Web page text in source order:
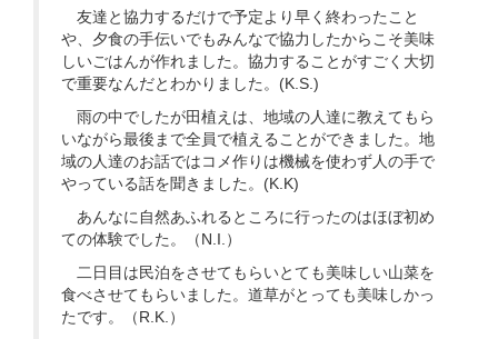
友達と協力するだけで予定より早く終わったこと
や、夕食の手伝いでもみんなで協力したからこそ美味
しいごはんが作れました。協力することがすごく大切
で重要なんだとわかりました。(K.S.)
雨の中でしたが田植えは、地域の人達に教えてもら
いながら最後まで全員で植えることができました。地
域の人達のお話ではコメ作りは機械を使わず人の手で
やっている話を聞きました。(K.K)
あんなに自然あふれるところに行ったのはほぼ初め
ての体験でした。（N.I.）
二日目は民泊をさせてもらいとても美味しい山菜を
食べさせてもらいました。道草がとっても美味しかっ
たです。（R.K.）